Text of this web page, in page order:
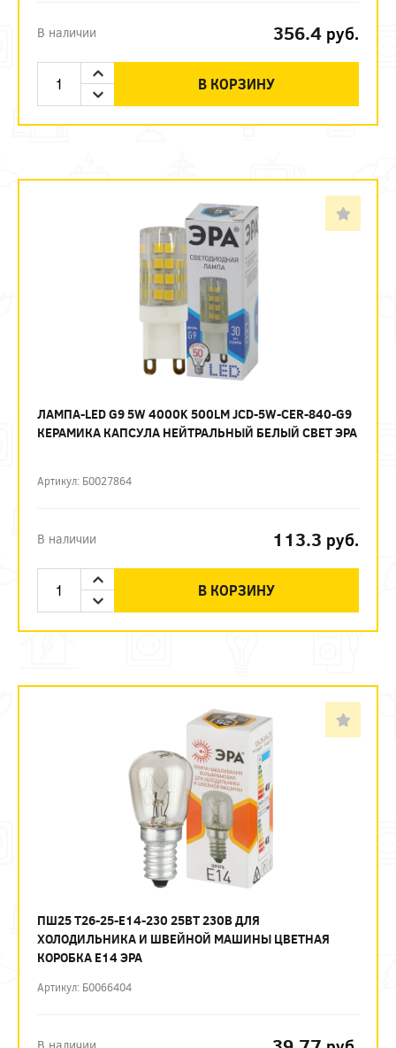
В наличии 356.4 руб.
В КОРЗИНУ
ЛАМПА-LED G9 5W 4000K 500LM JCD-5W-CER-840-G9
КЕРАМИКА КАПСУЛА НЕЙТРАЛЬНЫЙ БЕЛЫЙ СВЕТ ЭРА
Артикул: Б0027864
В наличии 113.3 руб.
В КОРЗИНУ
ПШ25 T26-25-E14-230 25ВТ 230В ДЛЯ
ХОЛОДИЛЬНИКА И ШВЕЙНОЙ МАШИНЫ ЦВЕТНАЯ
КОРОБКА Е14 ЭРА
Артикул: Б0066404